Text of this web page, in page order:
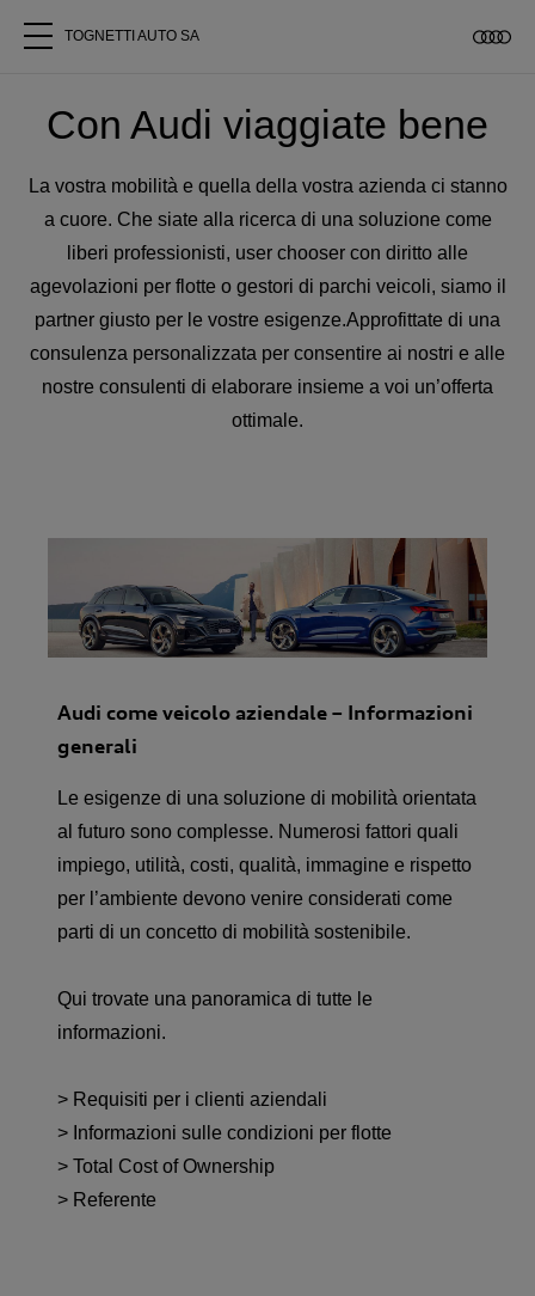
Tutti i modelli
Chi siamo
Acquistare Audi
Service
Accessori Originali Audi
TOGNETTI AUTO SA
Con Audi viaggiate bene
La vostra mobilità e quella della vostra azienda ci stanno
a cuore. Che siate alla ricerca di una soluzione come
liberi professionisti, user chooser con diritto alle
agevolazioni per flotte o gestori di parchi veicoli, siamo il
partner giusto per le vostre esigenze.Approfittate di una
consulenza personalizzata per consentire ai nostri e alle
nostre consulenti di elaborare insieme a voi un’offerta
ottimale.
Audi come veicolo aziendale – Informazioni
generali
Le esigenze di una soluzione di mobilità orientata
al futuro sono complesse. Numerosi fattori quali
impiego, utilità, costi, qualità, immagine e rispetto
per l’ambiente devono venire considerati come
parti di un concetto di mobilità sostenibile.
Qui trovate una panoramica di tutte le
informazioni.
> Requisiti per i clienti aziendali
> Informazioni sulle condizioni per flotte
> Total Cost of Ownership
> Referente